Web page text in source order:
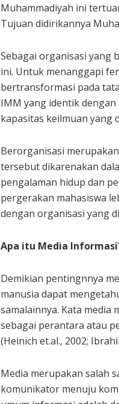
Muhammadiyah ini
Tujuan didirikannya
Sebagai organisasi yang
ini. Untuk menanggapi
bertransformasi pada
IMM yang identik
kapasitas keilmuan yang
Berorganisasi
tersebut dikarenakan
pengalaman hidup dan
pergerakan mahasiswa
dengan organisasi yang
Apa itu Media
Demikian pentingnnya
manusia dapat
samalainnya. Kata media
sebagai perantara atau
(Heinich et.al., 2002;
Media merupakan salah
komunikator menuju